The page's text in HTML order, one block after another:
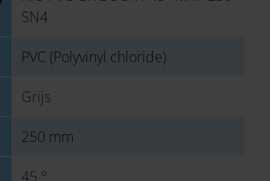
SN4
PVC (Polyvinyl chloride)
Grijs
250 mm
45 °